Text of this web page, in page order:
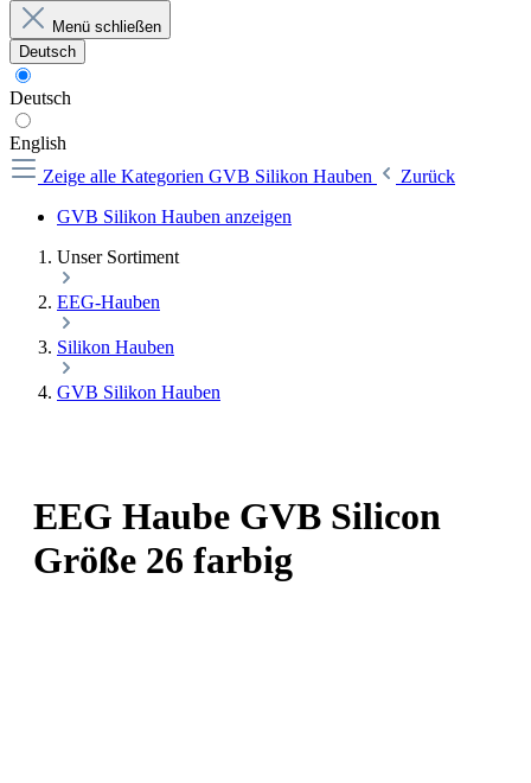
Menü schließen
Deutsch
Deutsch
English
Zeige alle Kategorien GVB Silikon Hauben
Zurück
GVB Silikon Hauben anzeigen
Unser Sortiment
EEG-Hauben
Silikon Hauben
GVB Silikon Hauben
EEG Haube GVB Silicon
Größe 26 farbig